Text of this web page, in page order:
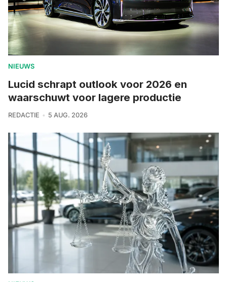
NIEUWS
Lucid schrapt outlook voor 2026 en
waarschuwt voor lagere productie
REDACTIE 5 AUG. 2026